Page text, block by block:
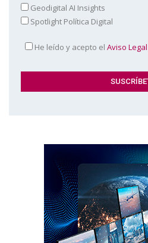
Geodigital AI Insights
Spotlight Política Digital
He leído y acepto el Aviso Legal